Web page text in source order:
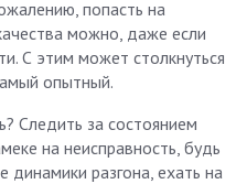
попасть на
можно, даже если
С этим может столкнуться
опытный.
Следить за состоянием
на неисправность, будь
разгона, ехать на